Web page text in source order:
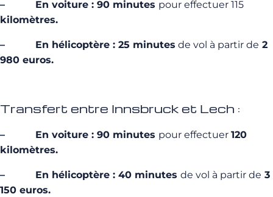
– En voiture : 90 minutes pour effectuer 115
kilomètres.
– En hélicoptère : 25 minutes de vol à partir de 2
980 euros.
Transfert entre Innsbruck et Lech :
– En voiture : 90 minutes pour effectuer 120
kilomètres.
– En hélicoptère : 40 minutes de vol à partir de 3
150 euros.